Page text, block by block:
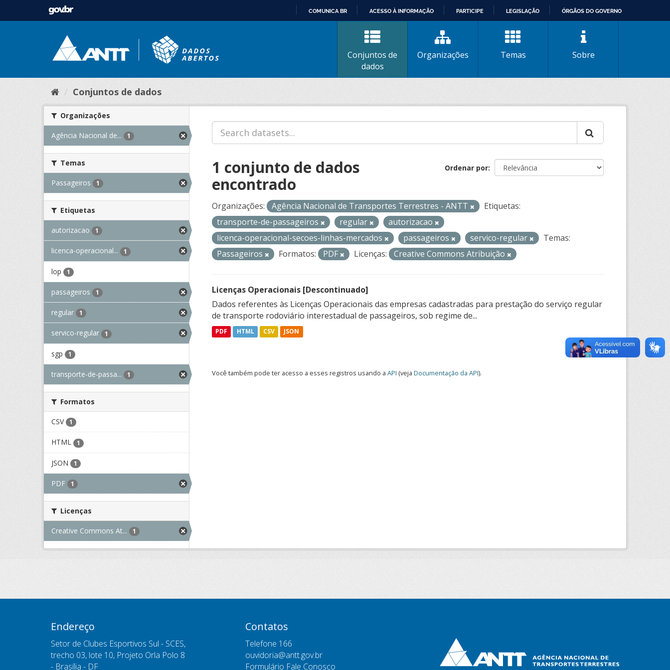
CONTEÚDO
COMUNICA BR ACESSO À INFORMAÇÃO PARTICIPE LEGISLAÇÃO ÓRGÃOS DO GOVERNO
Conjuntos de
dados
Organizações Temas Sobre
Conjuntos de dados
Organizações
Agência Nacional de... 1
Temas
Passageiros 1
Etiquetas
autorizacao 1
licenca-operacional... 1
lop 1
passageiros 1
regular 1
servico-regular 1
sgp 1
transporte-de-passa... 1
Formatos
CSV 1
HTML 1
JSON 1
PDF 1
Licenças
Creative Commons At... 1
Ordenar por
1 conjunto de dados
encontrado
Organizações: Agência Nacional de Transportes Terrestres - ANTT
Etiquetas:
transporte-de-passageiros
regular
autorizacao
licenca-operacional-secoes-linhas-mercados
passageiros servico-regular
Temas:
Passageiros
Formatos: PDF Licenças: Creative Commons Atribuição
Licenças Operacionais [Descontinuado]
Dados referentes às Licenças Operacionais das empresas cadastradas para prestação do serviço regular
de transporte rodoviário interestadual de passageiros, sob regime de...
PDF HTML CSV JSON
Você também pode ter acesso a esses registros usando a API (veja Documentação da API).
Endereço
Setor de Clubes Esportivos Sul - SCES,
trecho 03, lote 10, Projeto Orla Polo 8
- Brasília - DF
Contatos
Telefone 166
ouvidoria@antt.gov.br
Formulário Fale Conosco